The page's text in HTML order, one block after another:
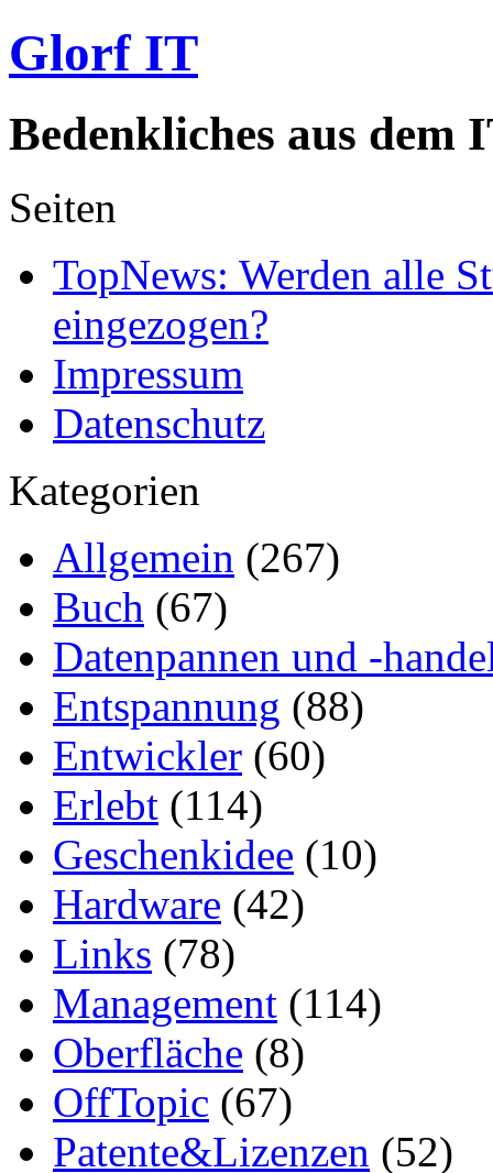
Glorf IT
Bedenkliches aus dem
Seiten
TopNews: Werden alle
eingezogen?
Impressum
Datenschutz
Kategorien
Allgemein (267)
Buch (67)
Datenpannen und -
Entspannung (88)
Entwickler (60)
Erlebt (114)
Geschenkidee (10)
Hardware (42)
Links (78)
Management (114)
Oberfläche (8)
OffTopic (67)
Patente&Lizenzen (52)